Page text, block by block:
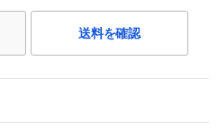
送料を確認